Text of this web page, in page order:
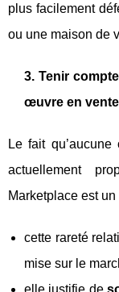
plus facilement
ou une maison de
3. Tenir
œuvre en vente
Le fait
actuellement
Marketplace est
cette rareté
mise sur le
elle justifie de